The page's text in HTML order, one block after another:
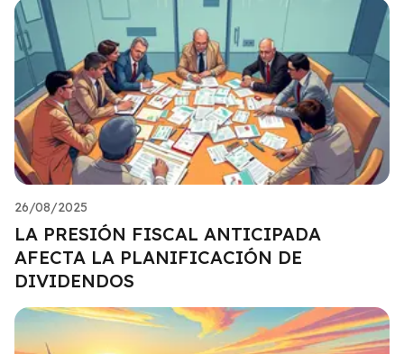
26/08/2025
LA PRESIÓN FISCAL ANTICIPADA
AFECTA LA PLANIFICACIÓN DE
DIVIDENDOS